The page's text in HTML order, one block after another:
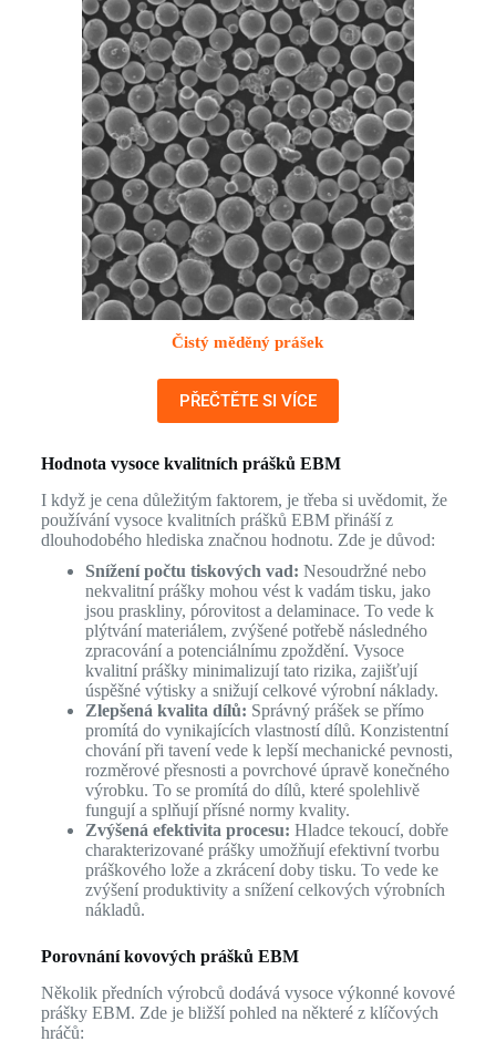
Čistý měděný prášek
PŘEČTĚTE SI VÍCE
Hodnota vysoce kvalitních prášků EBM
I když je cena důležitým faktorem, je třeba si uvědomit, že
používání vysoce kvalitních prášků EBM přináší z
dlouhodobého hlediska značnou hodnotu. Zde je důvod:
Snížení počtu tiskových vad: Nesoudržné nebo
nekvalitní prášky mohou vést k vadám tisku, jako
jsou praskliny, pórovitost a delaminace. To vede k
plýtvání materiálem, zvýšené potřebě následného
zpracování a potenciálnímu zpoždění. Vysoce
kvalitní prášky minimalizují tato rizika, zajišťují
úspěšné výtisky a snižují celkové výrobní náklady.
Zlepšená kvalita dílů: Správný prášek se přímo
promítá do vynikajících vlastností dílů. Konzistentní
chování při tavení vede k lepší mechanické pevnosti,
rozměrové přesnosti a povrchové úpravě konečného
výrobku. To se promítá do dílů, které spolehlivě
fungují a splňují přísné normy kvality.
Zvýšená efektivita procesu: Hladce tekoucí, dobře
charakterizované prášky umožňují efektivní tvorbu
práškového lože a zkrácení doby tisku. To vede ke
zvýšení produktivity a snížení celkových výrobních
nákladů.
Porovnání kovových prášků EBM
Několik předních výrobců dodává vysoce výkonné kovové
prášky EBM. Zde je bližší pohled na některé z klíčových
hráčů: